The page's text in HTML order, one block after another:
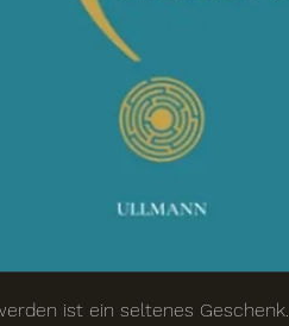
ist ein seltenes Geschenk.